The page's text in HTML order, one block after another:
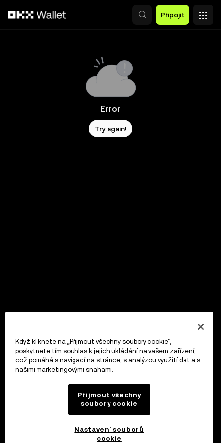
Připojit
Error
Try again!
Když kliknete na „Přijmout všechny soubory cookie“,
poskytnete tím souhlas k jejich ukládání na vašem zařízení,
což pomáhá s navigací na stránce, s analýzou využití dat a s
našimi marketingovými snahami.
Přijmout všechny
soubory cookie
Nastavení souborů
cookie